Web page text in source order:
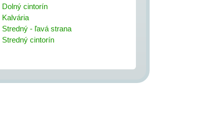
Dolný cintorín
Kalvária
Stredný - ľavá strana
Stredný cintorín